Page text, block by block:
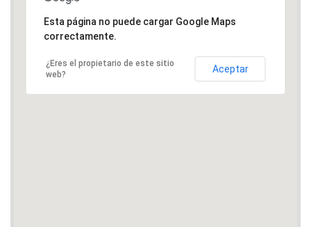
Esta página no puede cargar Google Maps
correctamente.
¿Eres el propietario de este sitio
web?
Aceptar